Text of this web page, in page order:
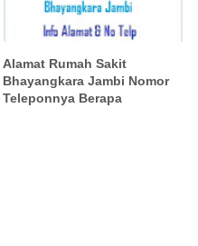
Alamat Rumah Sakit
Bhayangkara Jambi Nomor
Teleponnya Berapa